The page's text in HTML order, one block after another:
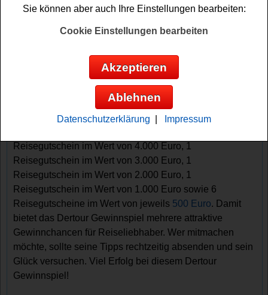
beantworten vier Tippfragen rund um die WM 2026,
geben ihre Kontaktdaten an und bestätigen ihre
Lostopf. So haben Sie die Chance, einen
Reisegutschein gewinnen zu können und sich vielleicht
schon bald auf den Weg in den nächsten Traumurlaub zu
Reisegutschein im Wert von 4.000 Euro, 1
Reisegutschein im Wert von 3.000 Euro, 1
Reisegutschein im Wert von 2.000 Euro, 1
Reisegutschein im Wert von 1.000 Euro sowie 6
Reisegutscheine im Wert von jeweils 500 Euro. Damit
bietet das Dertour Gewinnspiel mehrere attraktive
Gewinnchancen für Reiseliebhaber. Wer mitmachen
möchte, sollte seine Tipps rechtzeitig absenden und sein
Glück versuchen. Viel Erfolg bei diesem Dertour
Gewinnspiel!
Sie können aber auch Ihre Einstellungen bearbeiten:
Cookie Einstellungen bearbeiten
Akzeptieren
Ablehnen
Datenschutzerklärung Impressum